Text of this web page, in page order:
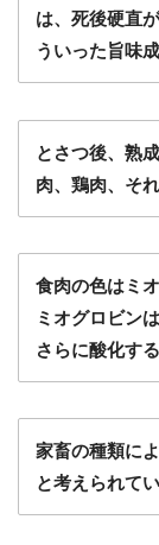
は、死後硬直
ういった旨味
とさつ後、熟
肉、鶏肉、そ
食肉の色はミ
ミオグロビン
さらに酸化す
家畜の種類に
と考えられて